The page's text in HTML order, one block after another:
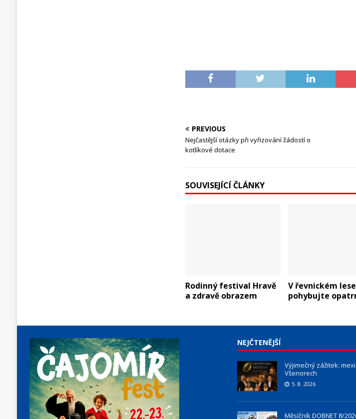
PREVIOUS
Nejčastější otázky při vyřizování žádostí o
kotlíkové dotace
SOUVISEJÍCÍ ČLÁNKY
Rodinný festival Hravě
a zdravě obrazem
V řevnickém
pohybujte
NEJČTENĚJŠÍ
Výjimečný zážitek:
Všenorech
5. 8. 2026
Měsíčník DOBNET 8/